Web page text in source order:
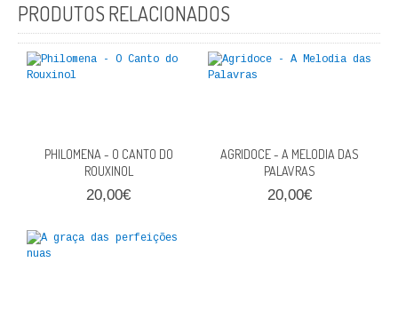
POLÍTICA
CIÊNCIA POLITICA
OUTROS TEMAS
PROMOÇÕES
PRODUTOS RELACIONADOS
PHILOMENA - O CANTO DO
ROUXINOL
20,00€
AGRIDOCE - A MELODIA DAS
PALAVRAS
20,00€